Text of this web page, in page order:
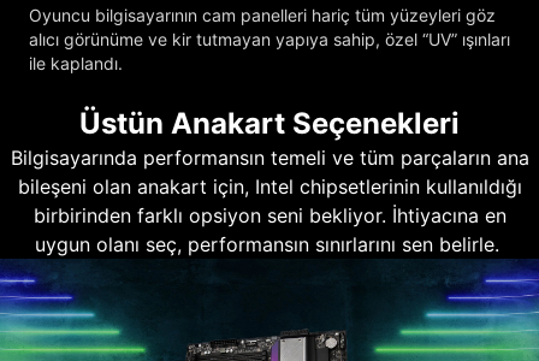
Oyuncu bilgisayarının cam panelleri hariç tüm yüzeyleri göz
alıcı görünüme ve kir tutmayan yapıya sahip, özel “UV” ışınları
ile kaplandı.
Üstün Anakart Seçenekleri
Bilgisayarında performansın temeli ve tüm parçaların ana
bileşeni olan anakart için, Intel chipsetlerinin kullanıldığı
birbirinden farklı opsiyon seni bekliyor. İhtiyacına en
uygun olanı seç, performansın sınırlarını sen belirle.